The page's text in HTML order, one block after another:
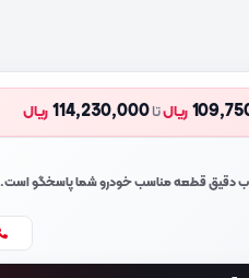
ریالتا114,230,000 ریال
دقیق قطعه مناسب خودرو شما پاسخگو است.